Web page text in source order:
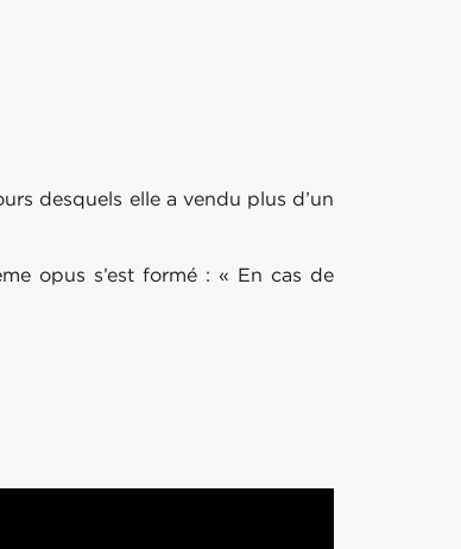
desquels elle a vendu plus d’un
opus s’est formé : « En cas de